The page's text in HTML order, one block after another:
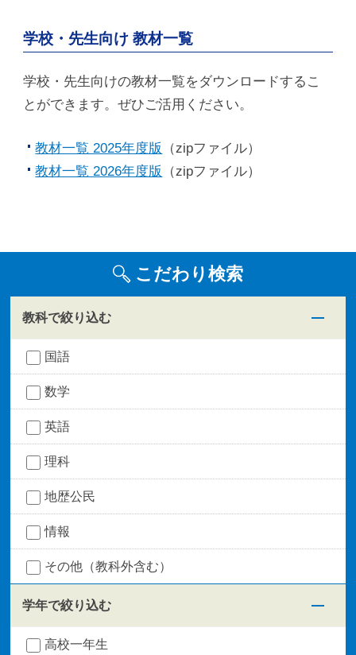
学校・先生向け 教材一覧
学校・先生向けの教材一覧をダウンロードするこ
とができます。ぜひご活用ください。
教材一覧 2025年度版
（zipファイル）
教材一覧 2026年度版
（zipファイル）
こだわり検索
教科で絞り込む
国語
数学
英語
理科
地歴公民
情報
その他（教科外含む）
学年で絞り込む
高校一年生